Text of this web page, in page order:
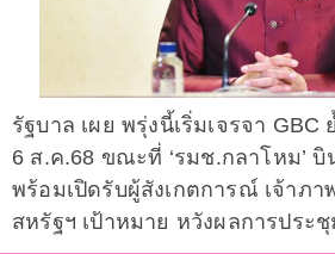
รัฐบาล เผย พรุ่งนี้เริ่มเจรจา GBC
6 ส.ค.68 ขณะที่ ‘รมช.กลาโหม’
พร้อมเปิดรับผู้สังเกตการณ์ เจ้าภา
สหรัฐฯ เป้าหมาย หวังผลการประ